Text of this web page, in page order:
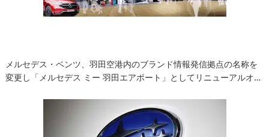
メルセデス・ベンツ、羽田空港内のブランド情報発信拠点の名称を
変更し「メルセデス ミー 羽田エアポート」としてリニューアルオ…